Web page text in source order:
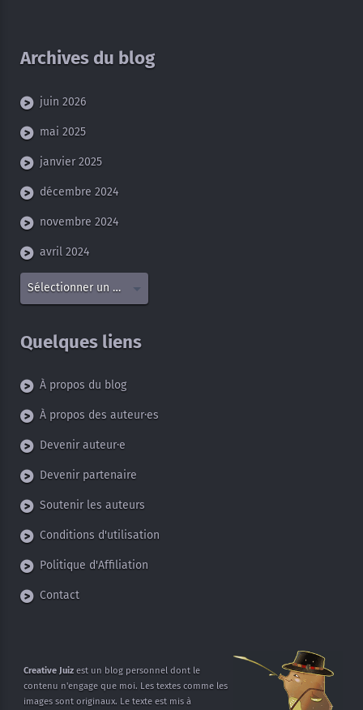
Archives du blog
juin 2026
mai 2025
janvier 2025
décembre 2024
novembre 2024
avril 2024
Sélectionner un mois
Quelques liens
À propos du blog
À propos des auteur·es
Devenir auteur·e
Devenir partenaire
Soutenir les auteurs
Conditions d'utilisation
Politique d'Affiliation
Contact
Creative Juizest un blog personnel dontle
contenu n'engage que moi. Les textes comme les
images sontoriginaux. Le texte est mis à